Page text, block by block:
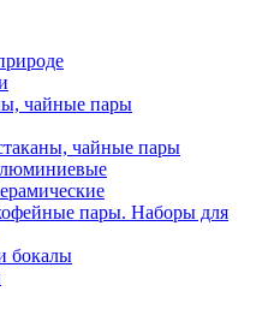
чайные пары
чайные пары
пары. Наборы для
бокалы